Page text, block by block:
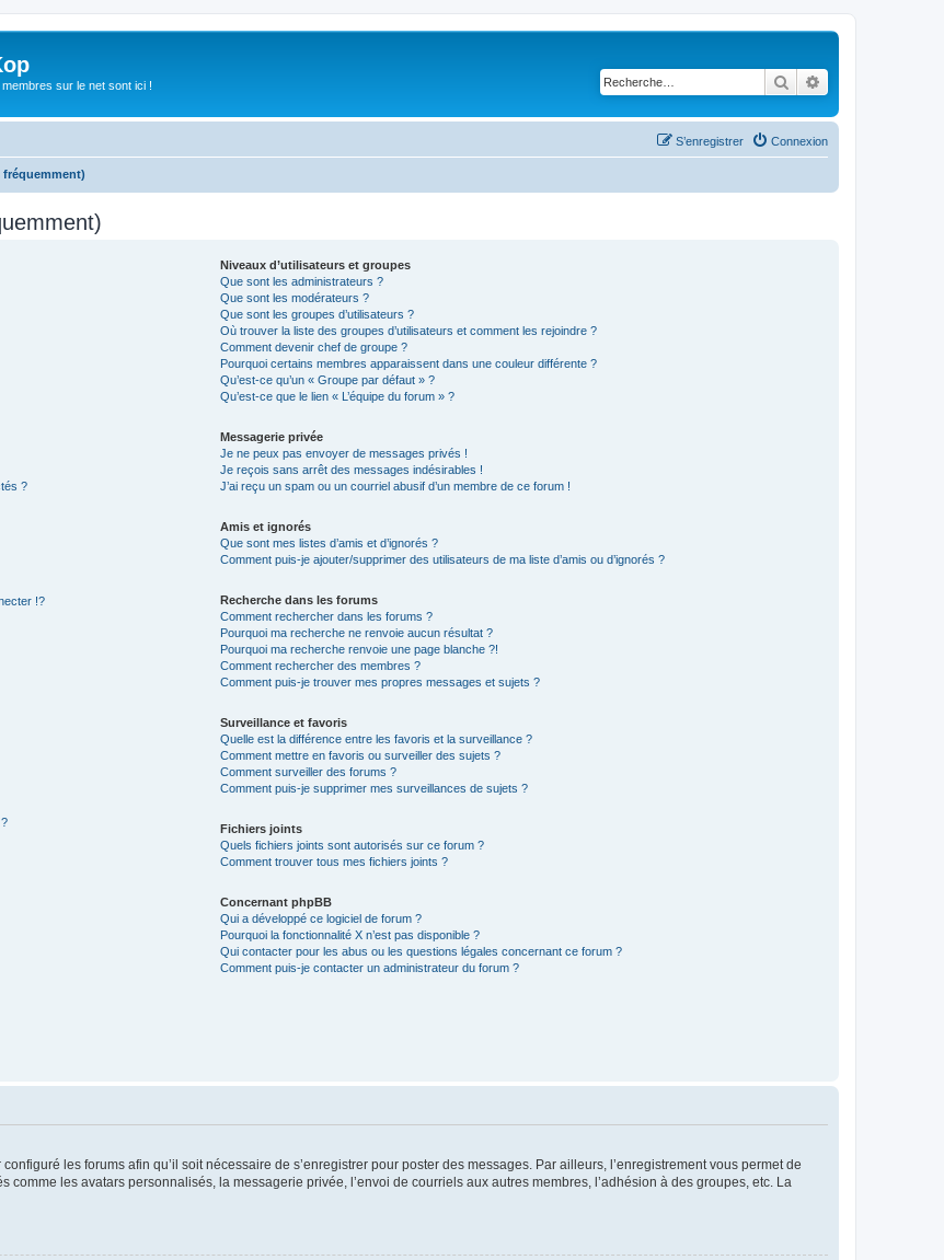
sur le net sont ici ! Rechercher
Connexion
S’enregistrer
?
!?
Niveaux d’utilisateurs et groupes
Que sont les administrateurs ?
Que sont les modérateurs ?
Que sont les groupes d’utilisateurs ?
Où trouver la liste des groupes d’utilisateurs et comment les rejoindre ?
Comment devenir chef de groupe ?
Pourquoi certains membres apparaissent dans une couleur différente ?
Qu’est-ce qu’un « Groupe par défaut » ?
Qu’est-ce que le lien « L’équipe du forum » ?
Messagerie privée
Je ne peux pas envoyer de messages privés !
Je reçois sans arrêt des messages indésirables !
J’ai reçu un spam ou un courriel abusif d’un membre de ce forum !
Amis et ignorés
Que sont mes listes d’amis et d’ignorés ?
Comment puis-je ajouter/supprimer des utilisateurs de ma liste d’amis ou d’ignorés ?
Recherche dans les forums
Comment rechercher dans les forums ?
Pourquoi ma recherche ne renvoie aucun résultat ?
Pourquoi ma recherche renvoie une page blanche ?!
Comment rechercher des membres ?
Comment puis-je trouver mes propres messages et sujets ?
Surveillance et favoris
Quelle est la différence entre les favoris et la surveillance ?
Comment mettre en favoris ou surveiller des sujets ?
Comment surveiller des forums ?
Comment puis-je supprimer mes surveillances de sujets ?
Fichiers joints
Quels fichiers joints sont autorisés sur ce forum ?
Comment trouver tous mes fichiers joints ?
Concernant phpBB
Qui a développé ce logiciel de forum ?
Pourquoi la fonctionnalité X n’est pas disponible ?
Qui contacter pour les abus ou les questions légales concernant ce forum ?
Comment puis-je contacter un administrateur du forum ?
les forums afin qu’il soit nécessaire de s’enregistrer pour poster des messages. Par ailleurs, l’enregistrement vous permet de
les avatars personnalisés, la messagerie privée, l’envoi de courriels aux autres membres, l’adhésion à des groupes, etc. La